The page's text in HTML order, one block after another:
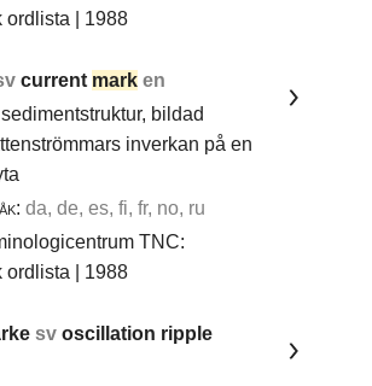
ordlista | 1988
current mark en
sedimentstruktur, bildad
inverkan på en
da, de, es, fi, fr, no, ru
TNC:
ordlista | 1988
svoscillation ripple